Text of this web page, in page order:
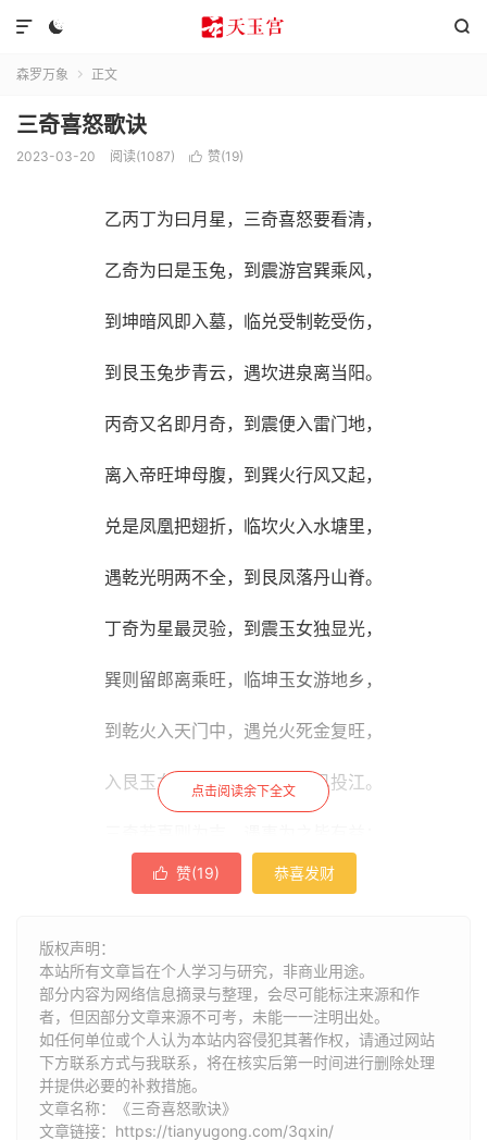
 

森罗万象  正文
三奇喜怒歌诀
2023-03-20 阅读(1087)  赞(19)
乙丙丁为曰月星，三奇喜怒要看清，
乙奇为曰是玉兔，到震游宫巽乘风，
到坤暗风即入墓，临兑受制乾受伤，
到艮玉兔步青云，遇坎进泉离当阳。
丙奇又名即月奇，到震便入雷门地，
离入帝旺坤母腹，到巽火行风又起，
兑是凤凰把翅折，临坎火入水塘里，
遇乾光明两不全，到艮凤落丹山脊。
丁奇为星最灵验，到震玉女独显光，
巽则留郎离乘旺，临坤玉女游地乡，
到乾火入天门中，遇兑火死金复旺，
入艮玉女行鬼域，到坎朱雀已投江。
三奇怒时便是凶，谋划作为不可取。
点击阅读余下全文
 赞(19) 恭喜发财
版权声明：
本站所有文章旨在个人学习与研究，非商业用途。
部分内容为网络信息摘录与整理，会尽可能标注来源和作
者，但因部分文章来源不可考，未能一一注明出处。
如任何单位或个人认为本站内容侵犯其著作权，请通过网站
下方联系方式与我联系​​，将在核实后第一时间进行删除处理
并提供必要的补救措施。
文章名称：《三奇喜怒歌诀》
文章链接： https://tianyugong.com/3qxin/